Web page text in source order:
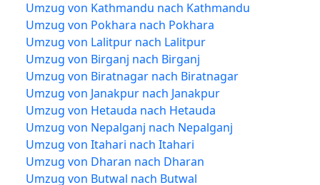
Umzug von Kathmandu nach Kathmandu
Umzug von Pokhara nach Pokhara
Umzug von Lalitpur nach Lalitpur
Umzug von Birganj nach Birganj
Umzug von Biratnagar nach Biratnagar
Umzug von Janakpur nach Janakpur
Umzug von Hetauda nach Hetauda
Umzug von Nepalganj nach Nepalganj
Umzug von Itahari nach Itahari
Umzug von Dharan nach Dharan
Umzug von Butwal nach Butwal